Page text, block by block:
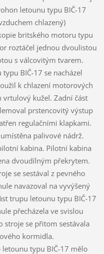
letounu typu BIČ-17
chlazený)
britského motoru typu
roztáčel jednou dvoulistou
s válcovitým tvarem.
BIČ-17 se nacházel
k chlazení motorových
kužel. Zadní část
prstencovitý výstup
regulačními klapkami.
palivové nádrž.
kabina. Pilotní kabina
dvoudílným překrytem.
se sestával z pevného
navazoval na vyvýšený
trupu letounu typu BIČ-17
přecházela ve svislou
stroje se přitom sestávala
kormidla.
typu BIČ-17 mělo